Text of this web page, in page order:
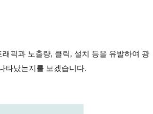
픽과 노출량, 클릭, 설치 등을 유발하여 광
타났는지를 보겠습니다.